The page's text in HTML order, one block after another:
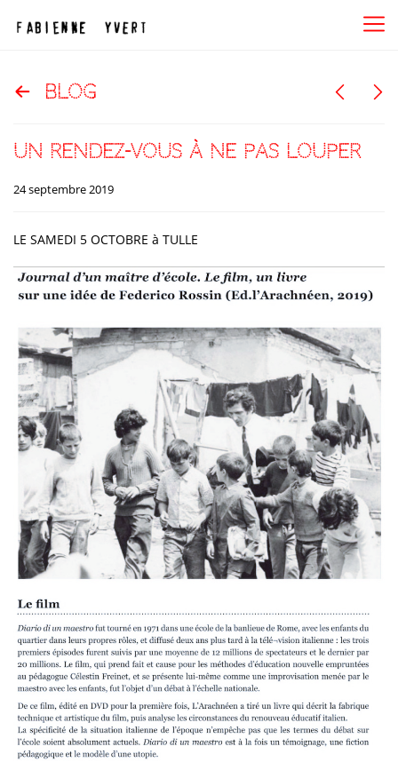
blog
un rendez-vous à ne pas louper
24 septembre 2019
LE SAMEDI 5 OCTOBRE à TULLE